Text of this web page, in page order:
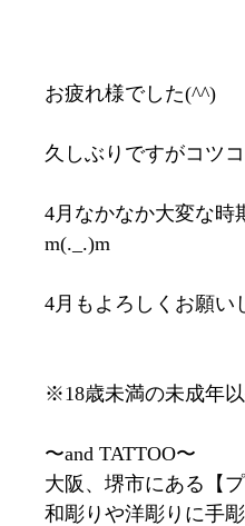
お疲れ様でした(^^)
久しぶりですがコツ
4月なかなか大変な時
m(._.)m
4月もよろしくお願い
※18歳未満の未成年
〜and TATTOO〜
大阪、堺市にある【
和彫りや洋彫りに手